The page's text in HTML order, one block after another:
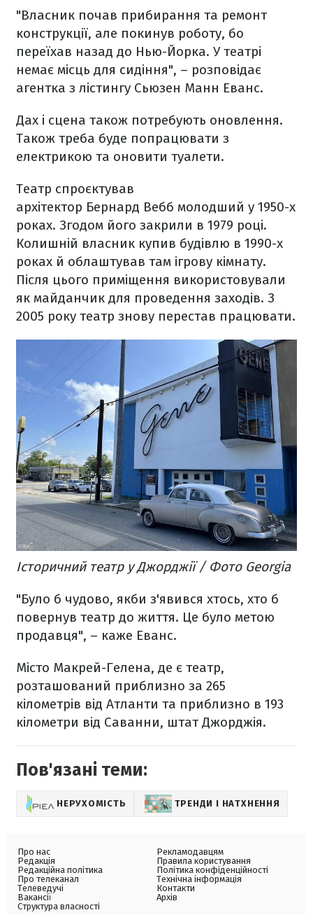
"Власник почав прибирання та ремонт
конструкції, але покинув роботу, бо
переїхав назад до Нью-Йорка. У театрі
немає місць для сидіння", – розповідає
агентка з лістингу Сьюзен Манн Еванс.
Дах і сцена також потребують оновлення.
Також треба буде попрацювати з
електрикою та оновити туалети.
Театр спроєктував
архітектор Бернард Вебб молодший у 1950-х
роках. Згодом його закрили в 1979 році.
Колишній власник купив будівлю в 1990-х
роках й облаштував там ігрову кімнату.
Після цього приміщення використовували
як майданчик для проведення заходів. З
2005 року театр знову перестав працювати.
Історичний театр у Джорджії / Фото Georgia
"Було б чудово, якби з'явився хтось, хто б
повернув театр до життя. Це було метою
продавця", – каже Еванс.
Місто Макрей-Гелена, де є театр,
розташований приблизно за 265
кілометрів від Атланти та приблизно в 193
кілометри від Саванни, штат Джорджія.
Пов'язані теми:
НЕРУХОМІСТЬ ТРЕНДИ І НАТХНЕННЯ
Про нас
Редакція
Редакційна політика
Про телеканал
Телеведучі
Вакансії
Структура власності
Рекламодавцям
Правила користування
Політика конфіденційності
Технічна інформація
Контакти
Архів